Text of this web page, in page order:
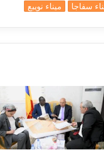
k
e
dI
ar
e
سفاجا ميناء نويبع